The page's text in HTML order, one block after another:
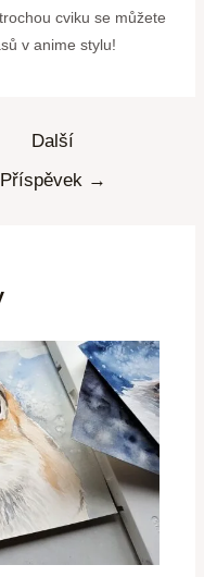
cviku se můžete
v anime stylu!
Další
Příspěvek →